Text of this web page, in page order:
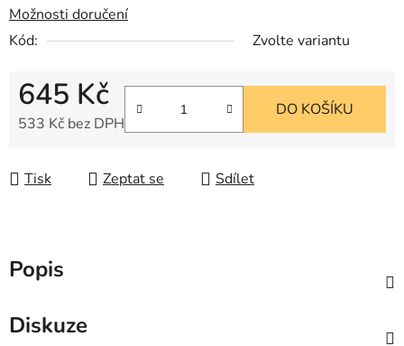
Možnosti doručení
Kód:
Zvolte variantu
645 Kč
533 Kč bez DPH
DO KOŠÍKU
Tisk Zeptat se Sdílet
Popis
Diskuze